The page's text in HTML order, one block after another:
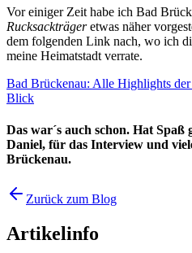
Vor einiger Zeit habe ich Bad
Rucksackträgeretwas näher
dem folgenden Link nach, wo ich
meine Heimatstadt verrate.
Bad Brückenau: Alle Highlights der
Blick
Das war´s auch schon. Hat
Daniel, für das Interview und
Brückenau.
Zurück zum Blog
Artikelinfo